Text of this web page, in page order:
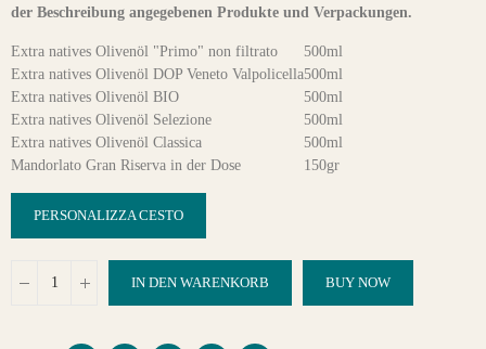
der Beschreibung angegebenen Produkte und Verpackungen.
Extra natives Olivenöl "Primo" non filtrato
500ml
Extra natives Olivenöl DOP Veneto Valpolicella500ml
Extra natives Olivenöl BIO
500ml
Extra natives Olivenöl Selezione
500ml
Extra natives Olivenöl Classica
500ml
Mandorlato Gran Riserva in der Dose
150gr
PERSONALIZZA CESTO
IN DEN WARENKORB BUY NOW